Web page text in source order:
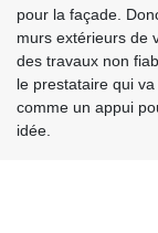
pour la façade.
murs extérieurs de
des travaux non
le prestataire qui
comme un appui
idée.